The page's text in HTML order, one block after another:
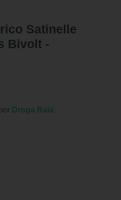
Satinelle
Bivolt -
Droga Raia